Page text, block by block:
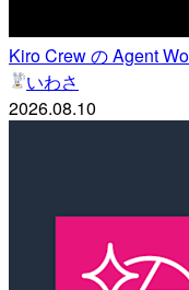
Kiro Crew の Agent
いわさ
2026.08.10